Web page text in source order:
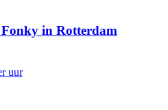
in Rotterdam
uur